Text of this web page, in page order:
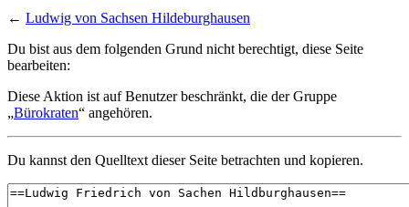
← Ludwig von Sachsen Hildeburghausen
Du bist aus dem folgenden Grund nicht berechtigt, diese Seite
bearbeiten:
Diese Aktion ist auf Benutzer beschränkt, die der Gruppe
„Bürokraten“ angehören.
Du kannst den Quelltext dieser Seite betrachten und kopieren.